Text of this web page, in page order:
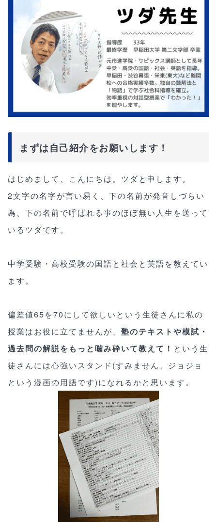
まずは自己紹介をお願いします！
はじめまして、こんにちは。ツダと申します。
2文字の名字が言い易く、下の名前が発音しづらい
為、下の名前で呼ばれる事のほぼ無い人生を送って
いるツダです。
中学受験・高校受験の国語と社会と英語を教えてい
ます。
偏差値65を70にして欲しいという生徒さんに私の
授業はお役に立てませんが、 塾のテキストや模試・
過去問の解説をもっと噛み砕いて教えて！ という生
徒さんには心強いスタンド(すみません、ジョジョ
という漫画の用語です)になれるかと思います。